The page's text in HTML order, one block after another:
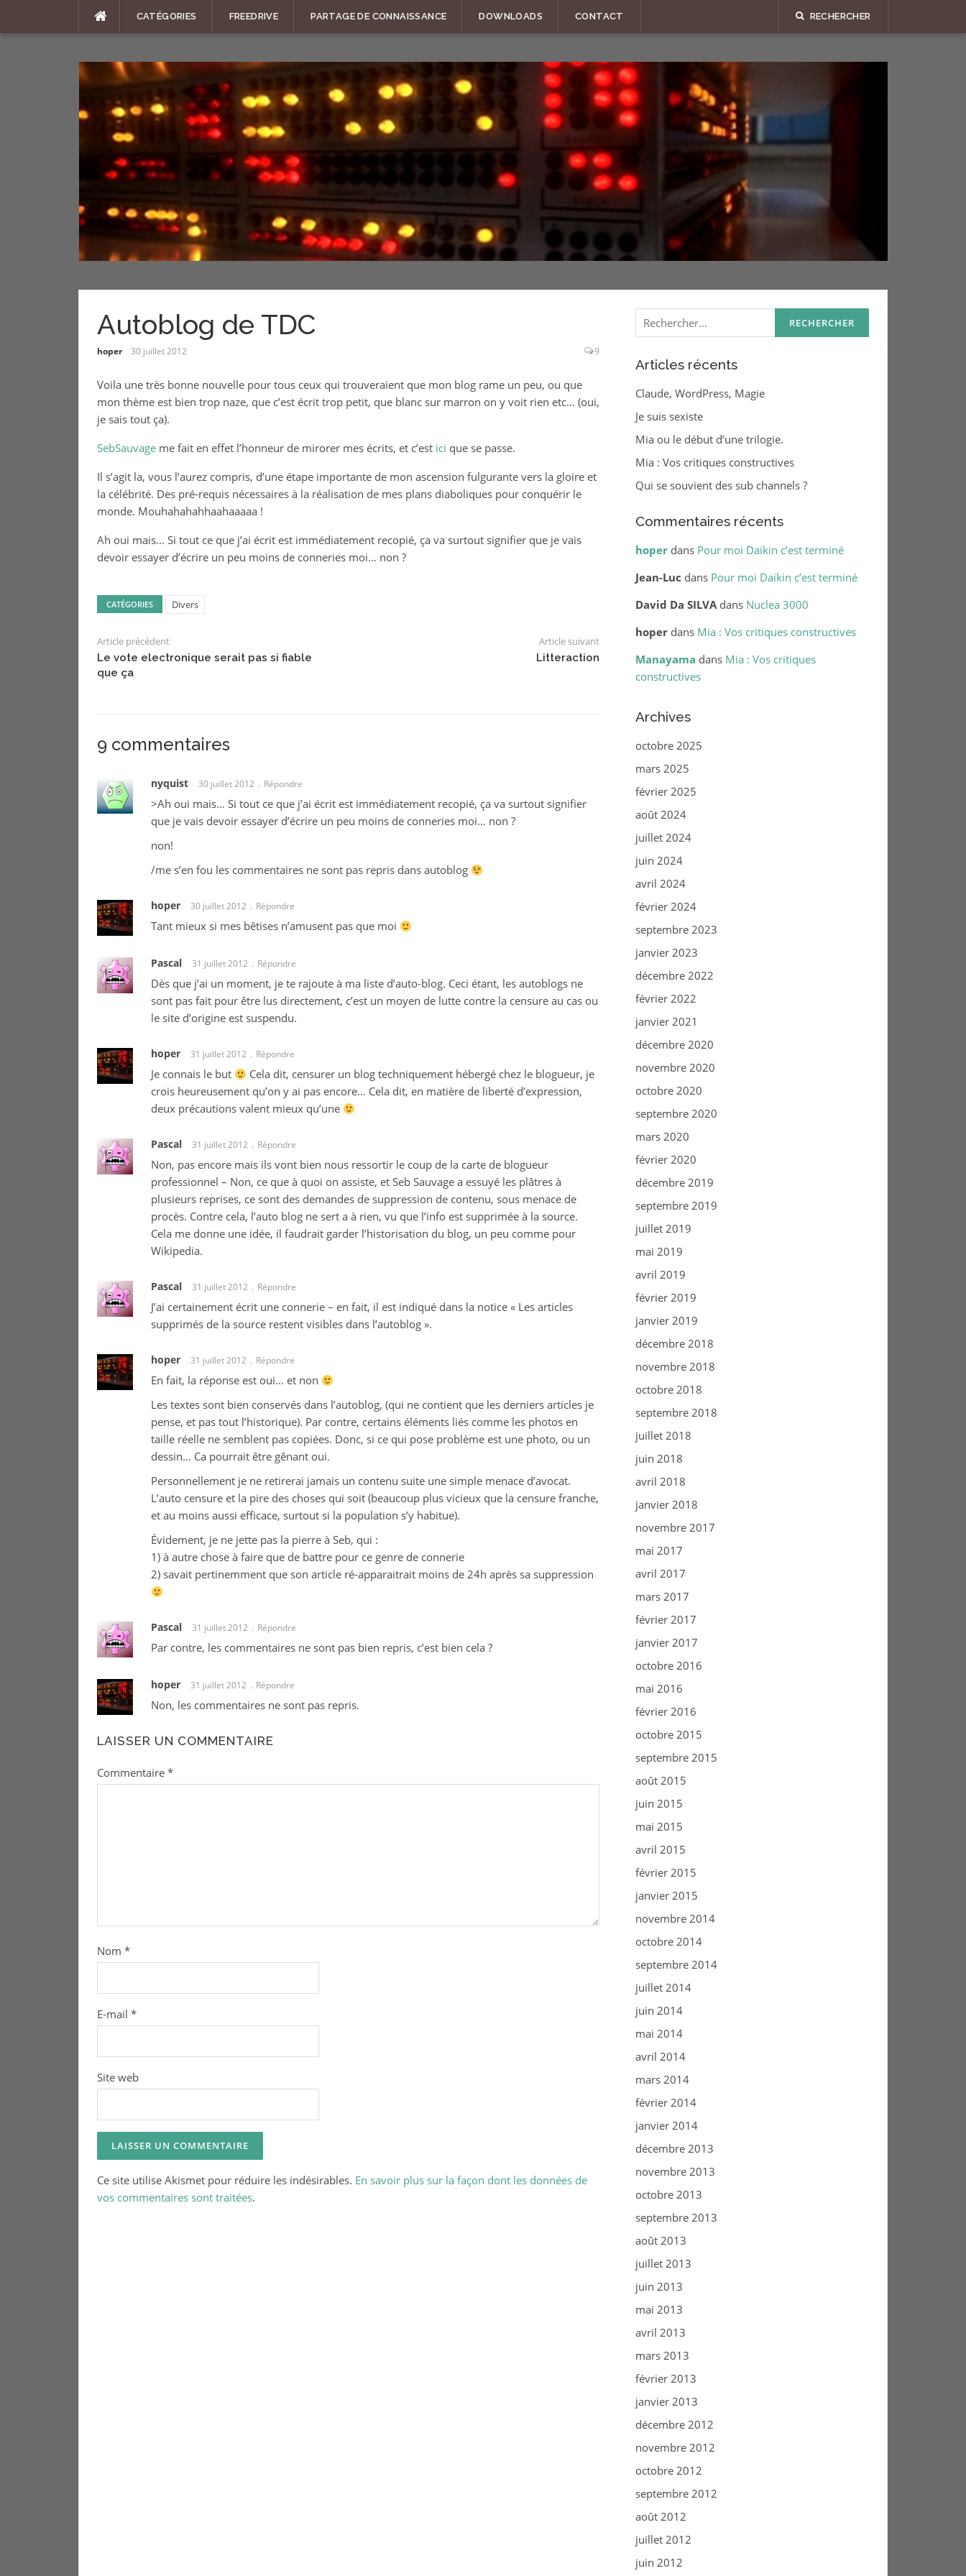
CATÉGORIES FREEDRIVE PARTAGE DE CONNAISSANCE DOWNLOADS CONTACT RECHERCHER
Autoblog de TDC
hoper 30 juillet 2012 9
Voila une très bonne nouvelle pour tous ceux qui trouveraient que mon blog rame un peu, ou que
mon thème est bien trop naze, que c’est écrit trop petit, que blanc sur marron on y voit rien etc… (oui,
je sais tout ça).
SebSauvageme fait en effet l’honneur de mirorer mes écrits, et c’est ici que se passe.
Il s’agit la, vous l’aurez compris, d’une étape importante de mon ascension fulgurante vers la gloire et
la célébrité. Des pré-requis nécessaires à la réalisation de mes plans diaboliques pour conquérir le
monde. Mouhahahahhaahaaaaa !
Ah oui mais… Si tout ce que j’ai écrit est immédiatement recopié, ça va surtout signifier que je vais
devoir essayer d’écrire un peu moins de conneries moi… non ?
CATÉGORIES Divers
Article précédent
Le vote electronique serait pas si fiable
que ça
Article suivant
Litteraction
9 commentaires
nyquist 30 juillet 2012 Répondre
>Ah oui mais… Si tout ce que j’ai écrit est immédiatement recopié, ça va surtout signifier
que je vais devoir essayer d’écrire un peu moins de conneries moi… non ?
non!
/me s’en fou les commentaires ne sont pas repris dans autoblog
hoper 30 juillet 2012 Répondre
Tant mieux si mes bêtises n’amusent pas que moi
Pascal 31 juillet 2012 Répondre
Dès que j’ai un moment, je te rajoute à ma liste d’auto-blog. Ceci étant, les autoblogs ne
sont pas fait pour être lus directement, c’est un moyen de lutte contre la censure au cas ou
le site d’origine est suspendu.
hoper 31 juillet 2012 Répondre
Je connais le but
Cela dit, censurer un blog techniquement hébergé chez le blogueur, je
crois heureusement qu’on y ai pas encore… Cela dit, en matière de liberté d’expression,
deux précautions valent mieux qu’une
Pascal 31 juillet 2012 Répondre
Non, pas encore mais ils vont bien nous ressortir le coup de la carte de blogueur
professionnel – Non, ce que à quoi on assiste, et Seb Sauvage a essuyé les plâtres à
plusieurs reprises, ce sont des demandes de suppression de contenu, sous menace de
procès. Contre cela, l’auto blog ne sert a à rien, vu que l’info est supprimée à la source.
Cela me donne une idée, il faudrait garder l’historisation du blog, un peu comme pour
Wikipedia.
Pascal 31 juillet 2012 Répondre
J’ai certainement écrit une connerie – en fait, il est indiqué dans la notice « Les articles
supprimés de la source restent visibles dans l’autoblog ».
hoper 31 juillet 2012 Répondre
En fait, la réponse est oui… et non
Les textes sont bien conservés dans l’autoblog, (qui ne contient que les derniers articles je
pense, et pas tout l’historique). Par contre, certains éléments liés comme les photos en
taille réelle ne semblent pas copiées. Donc, si ce qui pose problème est une photo, ou un
dessin… Ca pourrait être gênant oui.
Personnellement je ne retirerai jamais un contenu suite une simple menace d’avocat.
L’auto censure et la pire des choses qui soit (beaucoup plus vicieux que la censure franche,
et au moins aussi efficace, surtout si la population s’y habitue).
Évidement, je ne jette pas la pierre à Seb, qui :
1) à autre chose à faire que de battre pour ce genre de connerie
2) savait pertinemment que son article ré-apparaitrait moins de 24h après sa suppression
Pascal 31 juillet 2012 Répondre
Par contre, les commentaires ne sont pas bien repris, c’est bien cela ?
hoper 31 juillet 2012 Répondre
Non, les commentaires ne sont pas repris.
LAISSER UN COMMENTAIRE
Commentaire *
Nom *
E-mail *
Site web
Ce site utilise Akismet pour réduire les indésirables. En savoir plus sur la façon dont les données de
vos commentaires sont traitées.
Rechercher :
Articles récents
Claude, WordPress, Magie
Je suis sexiste
Mia ou le début d’une trilogie.
Mia : Vos critiques constructives
Qui se souvient des sub channels ?
Commentaires récents
hoperdans Pour moi Daikin c’est terminé
Jean-Luc dans Pour moi Daikin c’est terminé
David Da SILVAdans Nuclea 3000
hoperdans Mia : Vos critiques constructives
Manayama dans Mia : Vos critiques
constructives
Archives
octobre 2025
mars 2025
février 2025
août 2024
juillet 2024
juin 2024
avril 2024
février 2024
septembre 2023
janvier 2023
décembre 2022
février 2022
janvier 2021
décembre 2020
novembre 2020
octobre 2020
septembre 2020
mars 2020
février 2020
décembre 2019
septembre 2019
juillet 2019
mai 2019
avril 2019
février 2019
janvier 2019
décembre 2018
novembre 2018
octobre 2018
septembre 2018
juillet 2018
juin 2018
avril 2018
janvier 2018
novembre 2017
mai 2017
avril 2017
mars 2017
février 2017
janvier 2017
octobre 2016
mai 2016
février 2016
octobre 2015
septembre 2015
août 2015
juin 2015
mai 2015
avril 2015
février 2015
janvier 2015
novembre 2014
octobre 2014
septembre 2014
juillet 2014
juin 2014
mai 2014
avril 2014
mars 2014
février 2014
janvier 2014
décembre 2013
novembre 2013
octobre 2013
septembre 2013
août 2013
juillet 2013
juin 2013
mai 2013
avril 2013
mars 2013
février 2013
janvier 2013
décembre 2012
novembre 2012
octobre 2012
septembre 2012
août 2012
juillet 2012
juin 2012